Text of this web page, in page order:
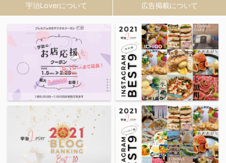
宇治Loverについて 広告掲載について